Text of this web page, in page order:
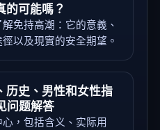
的可能嗎？
免持高潮：它的意義、
以及現實的安全期望。
历史、男性和女性指
问题解答
，包括含义、实际用